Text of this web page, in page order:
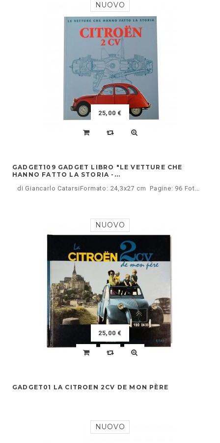
NUOVO
25,00 €
GADGET109 GADGET LIBRO "LE VETTURE CHE
HANNO FATTO LA STORIA -...
di Giancarlo CatarsiFormato: 24,3x27 cm Pagine: 96 Foto: 85 in b/n e 106 a colori Brossura con alette Testo: italiano Collana: Le vetture che hanno fatto la storia -
NUOVO
25,00 €
GADGET01 LA CITROEN 2CV DE MON PÈRE
NUOVO